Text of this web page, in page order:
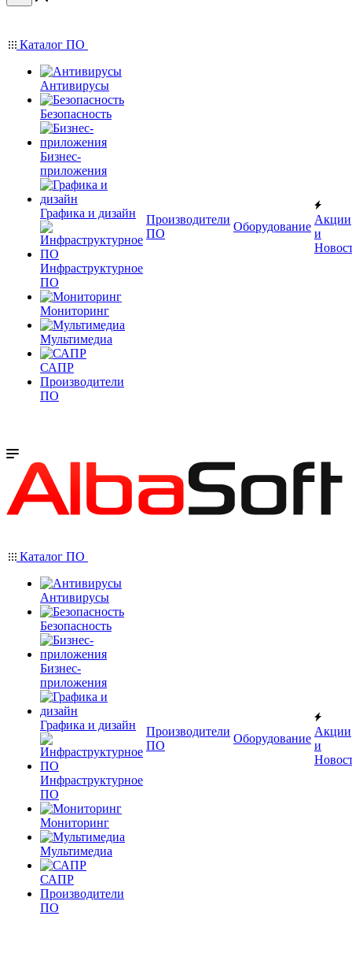
Каталог ПО
Антивирусы
Безопасность
Бизнес-
приложения
Графика и дизайн
Инфраструктурное
ПО
Мониторинг
Мультимедиа
САПР
Производители
ПО
Производители
ПО
Оборудование
Акции
и
Каталог ПО
Антивирусы
Безопасность
Бизнес-
приложения
Графика и дизайн
Инфраструктурное
ПО
Мониторинг
Мультимедиа
САПР
Производители
ПО
Производители
ПО
Оборудование
Акции
и